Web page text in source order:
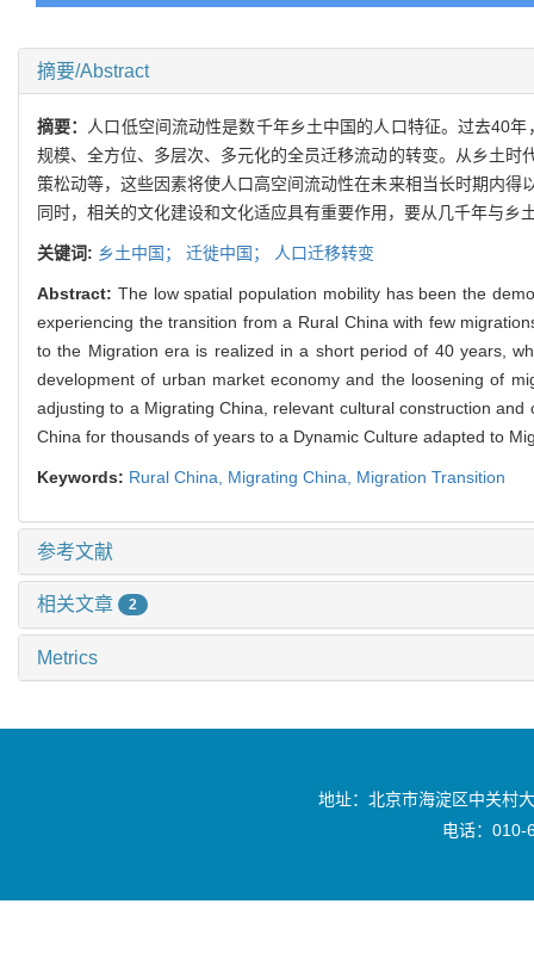
摘要/Abstract
摘要：
人口低空间流动性是数千年乡土中国的人口特征。过去40
规模、全方位、多层次、多元化的全员迁移流动的转变。从乡土
策松动等，这些因素将使人口高空间流动性在未来相当长时期内
同时，相关的文化建设和文化适应具有重要作用，要从几千年与乡
关键词: 乡土中国； 迁徙中国； 人口迁移转变
Abstract: The low spatial population mobility has been the
experiencing the transition from a Rural China with few
to the Migration era is realized in a short period of 40 years,
development of urban market economy and the loosening of
adjusting to a Migrating China, relevant cultural construction
China for thousands of years to a Dynamic Culture adapted to
Keywords: Rural China, Migrating China, Migration Transition
参考文献
相关文章 2
Metrics
地址：北京市海淀区中关村
电话：